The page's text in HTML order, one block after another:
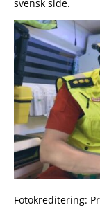
svensk side.
Fotokreditering: